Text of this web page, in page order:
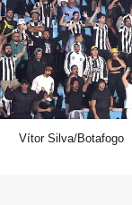
Vítor Silva/Botafogo